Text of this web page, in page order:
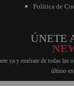
Política de
ÚNETE
ya y entérate de todas las
último en